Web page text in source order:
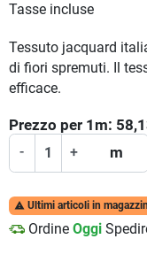
Tasse incluse
Tessuto jacquard
di fiori spremuti. Il
efficace.
Prezzo per 1 m:
- + m
 Ultimi articoli in
Ordine Oggi